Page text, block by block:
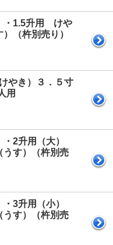
・1.5升用 けや
（杵別売り）
やき）３．５寸
用
・2升用（大）
うす）（杵別売
・3升用（小）
うす）（杵別売